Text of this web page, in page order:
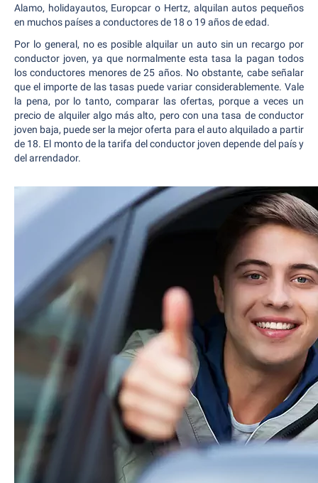
Alamo, holidayautos, Europcar o Hertz, alquilan autos pequeños
en muchos países a conductores de 18 o 19 años de edad.
Por lo general, no es posible alquilar un auto sin un recargo por
conductor joven, ya que normalmente esta tasa la pagan todos
los conductores menores de 25 años. No obstante, cabe señalar
que el importe de las tasas puede variar considerablemente. Vale
la pena, por lo tanto, comparar las ofertas, porque a veces un
precio de alquiler algo más alto, pero con una tasa de conductor
joven baja, puede ser la mejor oferta para el auto alquilado a partir
de 18. El monto de la tarifa del conductor joven depende del país y
del arrendador.